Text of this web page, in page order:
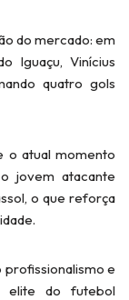
do mercado: em
Iguaçu, Vinícius
quatro gols
o atual momento
jovem atacante
o que reforça
profissionalismo e
elite do futebol